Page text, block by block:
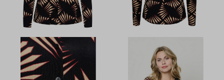
Capisce
Mode